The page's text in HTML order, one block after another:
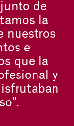
de
la
nuestros
e
que la
y